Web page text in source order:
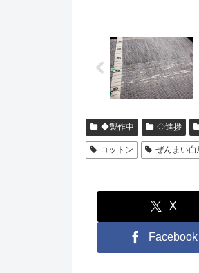
◆製作中 ◇進捗
コットン ぜんまい白
X
Facebook